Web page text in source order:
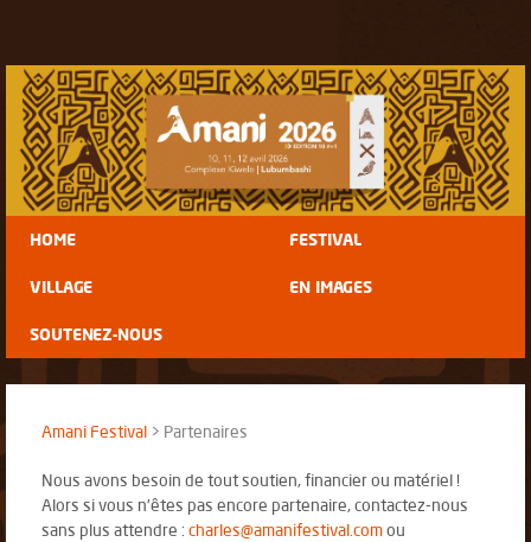
HOME FESTIVAL
VILLAGE EN IMAGES
SOUTENEZ-NOUS
Amani Festival Partenaires
Nous avons besoin de tout soutien, financier ou matériel !
Alors si vous n'êtes pas encore partenaire, contactez-nous
sans plus attendre : charles@amanifestival.comou